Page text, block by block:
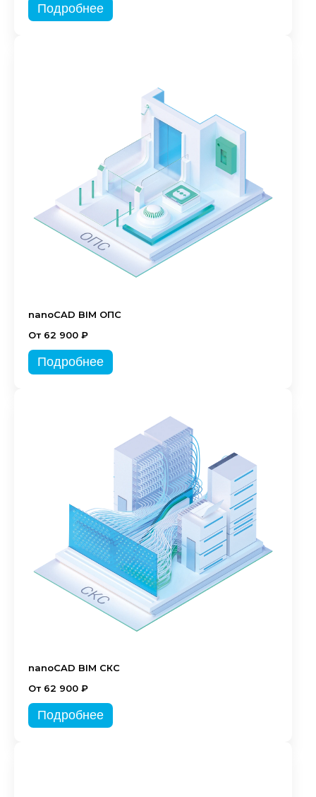
Подробнее
nanoCAD BIM ОПС
От 62 900 ₽
Подробнее
nanoCAD BIM СКС
От 62 900 ₽
Подробнее